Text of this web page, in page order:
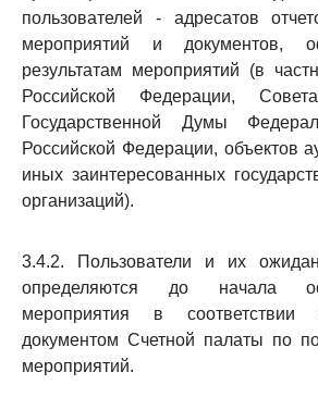
пользователей - адресатов
мероприятий и документов,
результатам мероприятий (в
Российской Федерации,
Государственной Думы
Российской Федерации, объектов
иных заинтересованных
организаций).
3.4.2. Пользователи и их
определяются до начала
мероприятия в соответствии
документом Счетной палаты по
мероприятий.